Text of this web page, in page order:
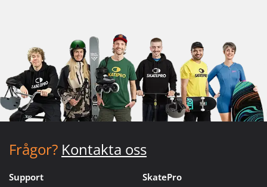
Frågor? Kontakta oss
Support SkatePro